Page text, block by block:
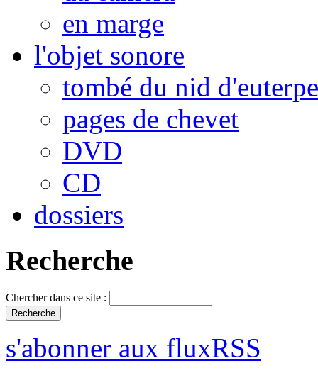
en marge
l'objet sonore
tombé du nid d'euterpe
pages de chevet
DVD
CD
dossiers
Recherche
Chercher dans ce site :
s'abonner aux fluxRSS